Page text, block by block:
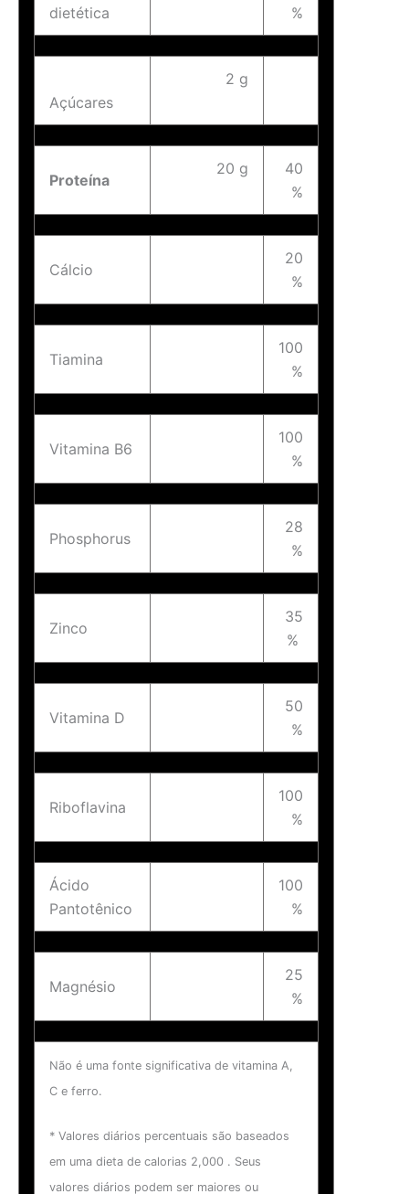
dietética
%
Açúcares
2 g
Proteína
20 g
40
%
Cálcio
20
%
Tiamina
100
%
Vitamina B6
100
%
Phosphorus
28
%
Zinco
35
%
Vitamina D
50
%
Riboflavina
100
%
Ácido
Pantotênico
100
%
Magnésio
25
%
Não é uma fonte significativa de vitamina A,
C e ferro.
* Valores diários percentuais são baseados
em uma dieta de calorias 2,000 . Seus
valores diários podem ser maiores ou